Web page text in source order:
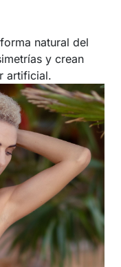
natural del
y crean
artificial.